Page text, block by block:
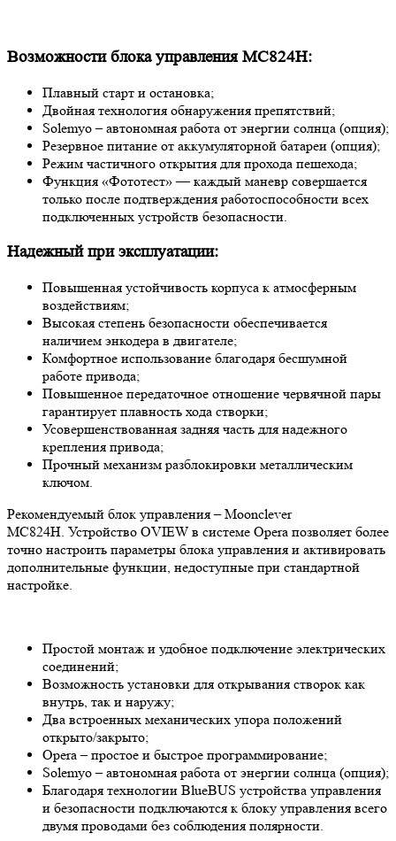
Возможности блока управления MC824H:
Плавный старт и остановка;
Двойная технология обнаружения препятствий;
Solemyo – автономная работа от энергии солнца (опция);
Резервное питание от аккумуляторной батареи (опция);
Режим частичного открытия для прохода пешехода;
Функция «Фототест» — каждый маневр совершается
только после подтверждения работоспособности всех
подключенных устройств безопасности.
Надежный при эксплуатации:
Повышенная устойчивость корпуса к атмосферным
воздействиям;
Высокая степень безопасности обеспечивается
наличием энкодера в двигателе;
Комфортное использование благодаря бесшумной
работе привода;
Повышенное передаточное отношение червячной пары
гарантирует плавность хода створки;
Усовершенствованная задняя часть для надежного
крепления привода;
Прочный механизм разблокировки металлическим
ключом.
Рекомендуемый блок управления – Moonclever
MC824H. Устройство OVIEW в системе Opera позволяет более
точно настроить параметры блока управления и активировать
дополнительные функции, недоступные при стандартной
настройке.
Простой монтаж и удобное подключение электрических
соединений;
Возможность установки для открывания створок как
внутрь, так и наружу;
Два встроенных механических упора положений
открыто/закрыто;
Opera – простое и быстрое программирование;
Solemyo – автономная работа от энергии солнца (опция);
Благодаря технологии BlueBUS устройства управления
и безопасности подключаются к блоку управления всего
двумя проводами без соблюдения полярности.